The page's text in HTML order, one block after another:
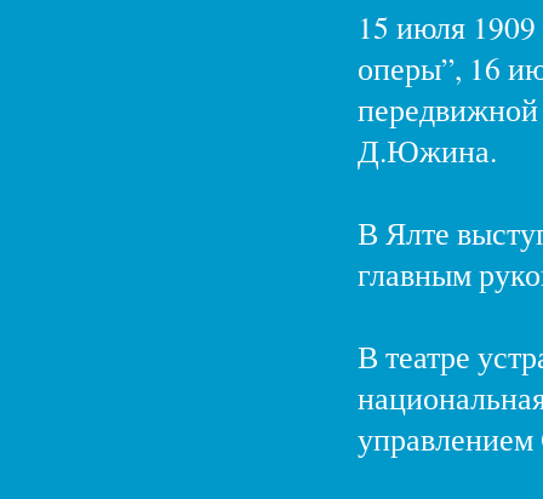
15 июля 1909
оперы”, 16
Д.Южина.
В Ялте
главным
В театре
управлением